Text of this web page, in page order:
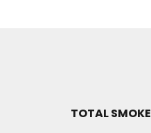
TOTAL SMOKE